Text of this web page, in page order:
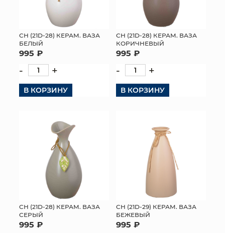
СН (21D-28) КЕРАМ. ВАЗА
БЕЛЫЙ
995 ₽
- +
В КОРЗИНУ
СН (21D-28) КЕРАМ. ВАЗА
КОРИЧНЕВЫЙ
995 ₽
- +
В КОРЗИНУ
СН (21D-28) КЕРАМ. ВАЗА
СЕРЫЙ
995 ₽
СН (21D-29) КЕРАМ. ВАЗА
БЕЖЕВЫЙ
995 ₽